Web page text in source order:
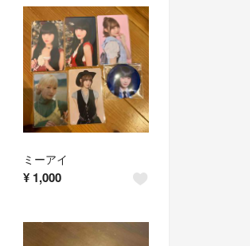
ミーアイ
¥ 1,000